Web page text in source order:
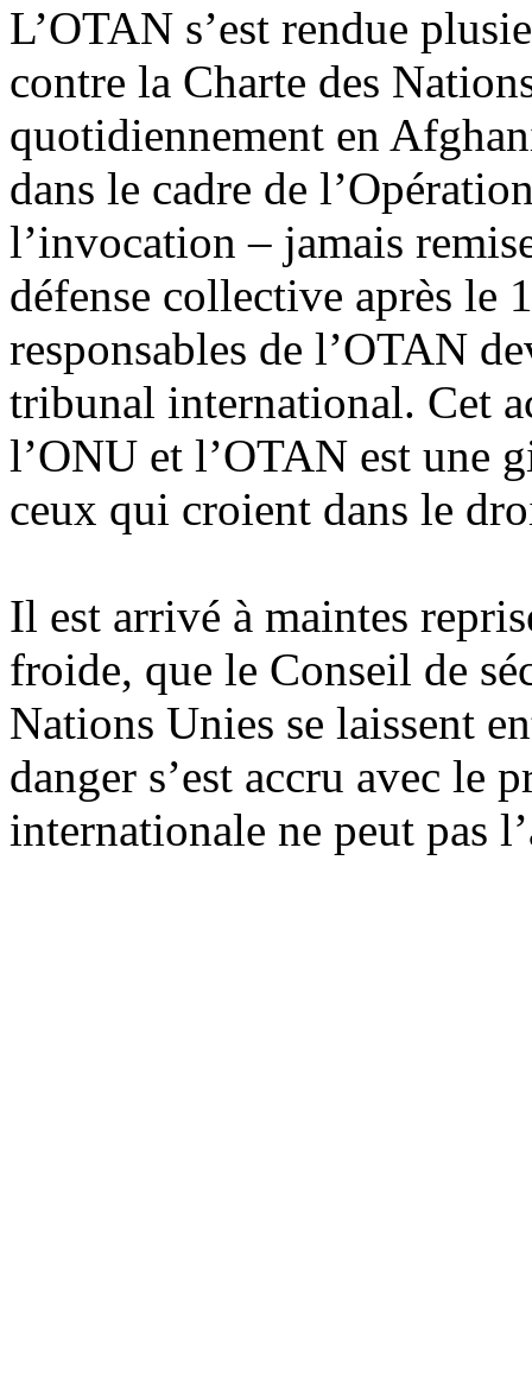
L’OTAN s’est rendue
contre la Charte des
quotidiennement en
dans le cadre de
l’invocation – jamais
défense collective après le
responsables de l’OTAN
tribunal international. Cet
l’ONU et l’OTAN est une
ceux qui croient dans le
Il est arrivé à maintes
froide, que le Conseil de
Nations Unies se laissent
danger s’est accru avec le
internationale ne peut pas